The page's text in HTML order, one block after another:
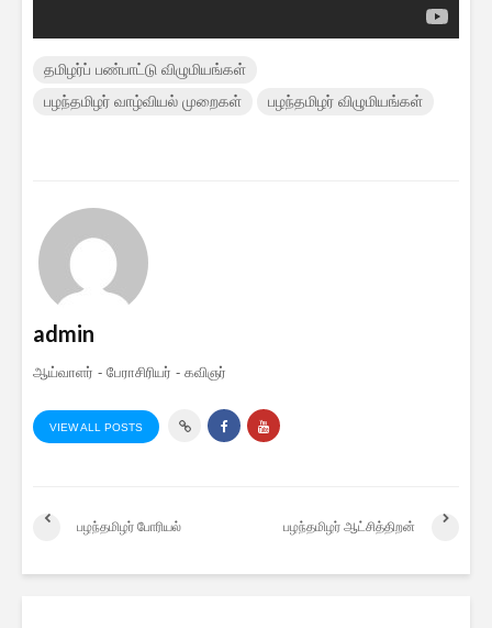
தமிழர்ப் பண்பாட்டு விழுமியங்கள்
பழந்தமிழர் வாழ்வியல் முறைகள்
பழந்தமிழர் விழுமியங்கள்
admin
ஆய்வாளர் - பேராசிரியர் - கவிஞர்
VIEW ALL POSTS
பழந்தமிழர் போரியல் பழந்தமிழர் ஆட்சித்திறன்